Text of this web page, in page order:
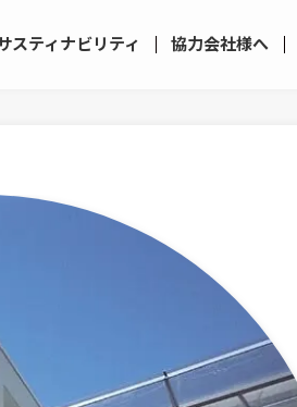
スティナビリティ 協力会社様へ